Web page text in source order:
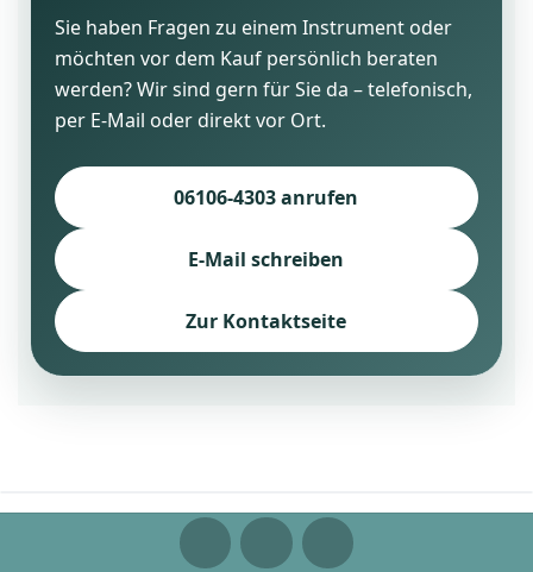
Sie haben Fragen zu einem Instrument oder
möchten vor dem Kauf persönlich beraten
werden? Wir sind gern für Sie da – telefonisch,
per E-Mail oder direkt vor Ort.
06106-4303 anrufen
E-Mail schreiben
Zur Kontaktseite